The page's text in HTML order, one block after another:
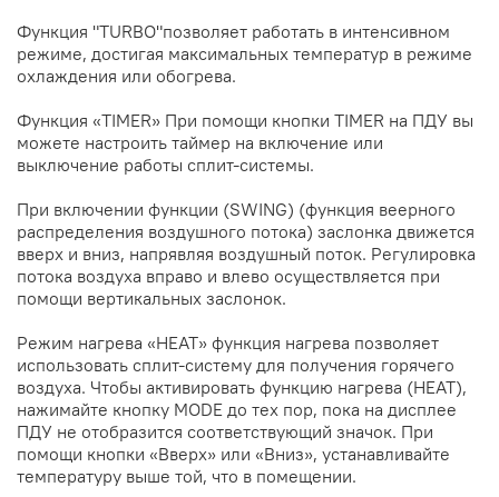
Функция "TURBO"позволяет работать в интенсивном
режиме, достигая максимальных температур в режиме
охлаждения или обогрева.
Функция «TIMER» При помощи кнопки TIMER на ПДУ вы
можете настроить таймер на включение или
выключение работы сплит-системы.
При включении функции (SWING) (функция веерного
распределения воздушного потока) заслонка движется
вверх и вниз, напрявляя воздушный поток. Регулировка
потока воздуха вправо и влево осуществляется при
помощи вертикальных заслонок.
Режим нагрева «HEAT» функция нагрева позволяет
использовать cплит-систему для получения горячего
воздуха. Чтобы активировать функцию нагрева (НЕАТ),
нажимайте кнопку МОDЕ до тех пор, пока на дисплее
ПДУ не отобразится соответствующий значок. При
помощи кнопки «Вверх» или «Вниз», устанавливайте
температуру выше той, что в помещении.